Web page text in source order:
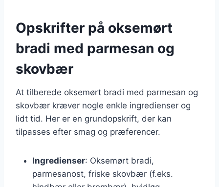
Opskrifter på oksemørt
bradi med parmesan og
skovbær
At tilberede oksemørt bradi med parmesan og
skovbær kræver nogle enkle ingredienser og
lidt tid. Her er en grundopskrift, der kan
tilpasses efter smag og præferencer.
Ingredienser: Oksemørt bradi,
parmesanost, friske skovbær (f.eks.